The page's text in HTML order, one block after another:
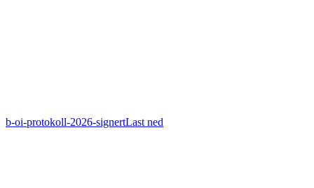
b-oi-protokoll-2026-signertLast ned